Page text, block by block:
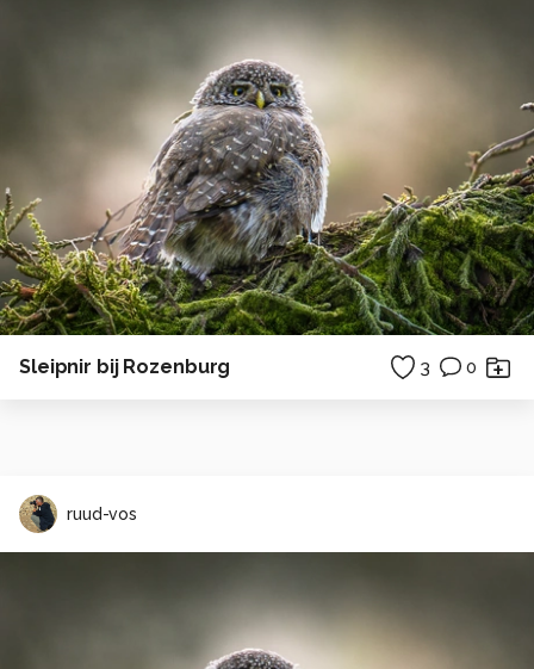
Sleipnir bij Rozenburg 3 0
ruud-vos